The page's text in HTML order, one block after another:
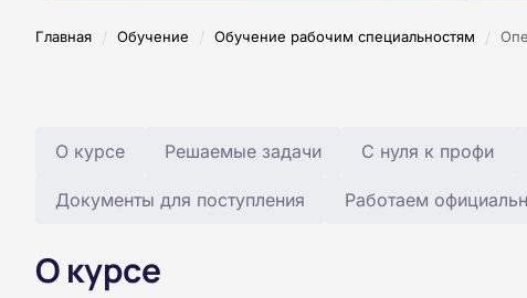
Главная / Обучение / Обучение рабочим специальностям /
О курсе Решаемые задачи С нуля к профи
Документы для поступления Работаем
О курсе